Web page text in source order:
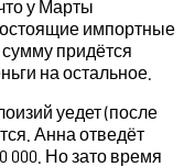
у Марты
импортные
придётся
на остальное.
уедет (после
Анна отведёт
000. Но зато время